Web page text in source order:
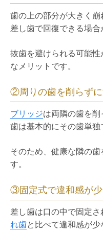
歯の上の部分が大きく
差し歯で回復できる場合
抜歯を避けられる可能
なメリットです。
②周りの歯を削らず
ブリッジは両隣の歯を
歯は基本的にその歯単独
そのため、健康な隣の
す。
③固定式で違和感が
差し歯は口の中で固定
れ歯と比べて違和感が